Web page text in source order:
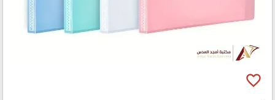
favorite_border